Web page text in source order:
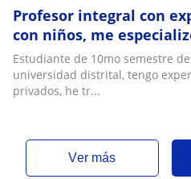
Profesor integral con
con niños, me
fisica, puedo
Estudiante de 10mo semestre
universidad distrital, tengo
privados, he tr...
ver más